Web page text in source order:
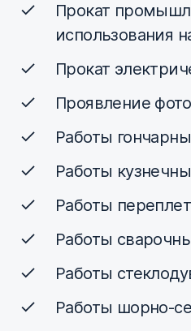
Прокат
использования
Прокат
Проявление
Работы
Работы
Работы
Работы
Работы
Работы шорно-